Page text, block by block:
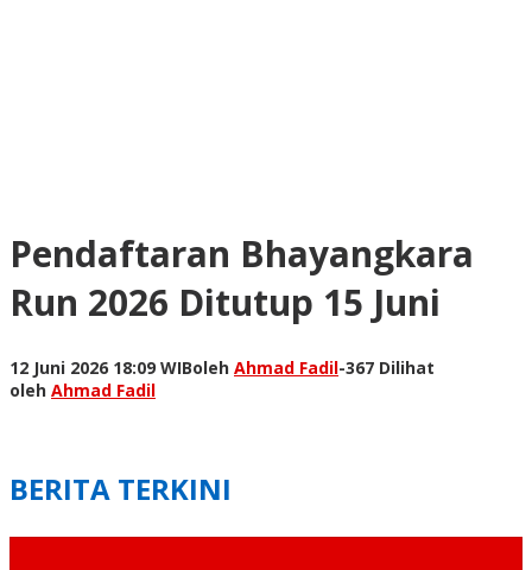
Pendaftaran Bhayangkara
Run 2026 Ditutup 15 Juni
12 Juni 2026 18:09 WIBoleh Ahmad Fadil-367 Dilihat
oleh Ahmad Fadil
BERITA TERKINI